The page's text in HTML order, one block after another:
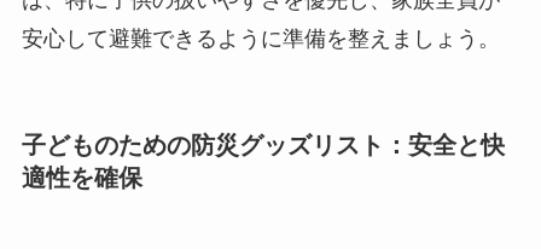
安心して避難できるように準備を整えましょう。
子どものための防災グッズリスト：安全と快
適性を確保